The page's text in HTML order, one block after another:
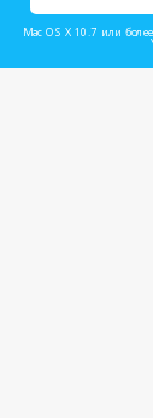
Mac OS X 10.7 или